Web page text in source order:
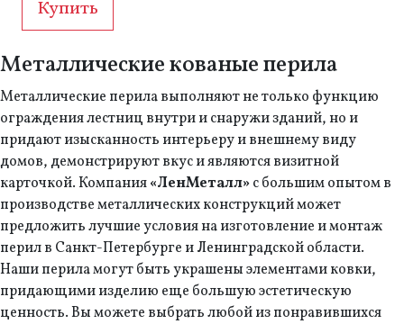
Купить
Металлические кованые перила
Металлические перила выполняют не только функцию
ограждения лестниц внутри и снаружи зданий, но и
придают изысканность интерьеру и внешнему виду
домов, демонстрируют вкус и являются визитной
карточкой. Компания«ЛенМеталл»с большим опытом в
производстве металлических конструкций может
предложить лучшие условия на изготовление и монтаж
перил в Санкт-Петербурге и Ленинградской области.
Наши перила могут быть украшены элементами ковки,
придающими изделию еще большую эстетическую
ценность. Вы можете выбрать любой из понравившихся